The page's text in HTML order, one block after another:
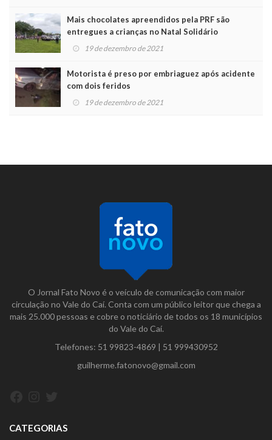
Mais chocolates apreendidos pela PRF são
entregues a crianças no Natal Solidário
19 de dezembro de 2021
Motorista é preso por embriaguez após acidente
com dois feridos
19 de dezembro de 2021
O Jornal Fato Novo é o veículo de comunicação com maior
circulação no Vale do Caí. Conta com um público leitor que chega a
mais 25.000 pessoas e cobre o noticiário de todos os 18 municípios
do Vale do Caí.
Telefones: 51 99823-4869 | 51 999430952
guilherme.fatonovo@gmail.com
CATEGORIAS